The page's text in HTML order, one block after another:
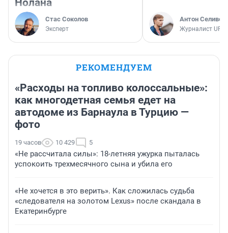
Нолана
Стас Соколов
Эксперт
Антон
Журналист
РЕКОМЕНДУЕМ
«Расходы на топливо колоссальные»:
как многодетная семья едет на
автодоме из Барнаула в Турцию —
фото
19 часов 10 429 5
«Не рассчитала силы»: 18-летняя ужурка пыталась
успокоить трехмесячного сына и убила его
«Не хочется в это верить». Как сложилась судьба
«следователя на золотом Lexus» после скандала в
Екатеринбурге